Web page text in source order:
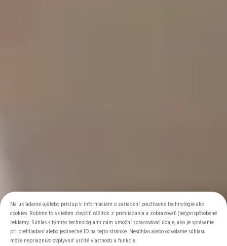
Na ukladanie a/alebo prístup k informáciám o zariadení používame technológie ako
cookies. Robíme to s cieľom zlepšiť zážitok z prehliadania a zobrazovať (ne)prispôsobené
reklamy. Súhlas s týmito technológiami nám umožní spracovávať údaje, ako je správanie
pri prehliadaní alebo jedinečné ID na tejto stránke. Nesúhlas alebo odvolanie súhlasu
môže nepriaznivo ovplyvniť určité vlastnosti a funkcie.